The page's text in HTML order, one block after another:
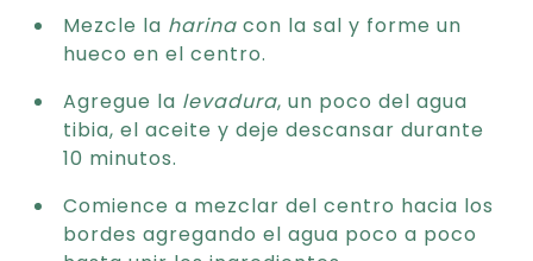
Mezcle la harina con la sal y forme un
hueco en el centro.
Agregue la levadura, un poco del agua
tibia, el aceite y deje descansar durante
10 minutos.
Comience a mezclar del centro hacia los
bordes agregando el agua poco a poco